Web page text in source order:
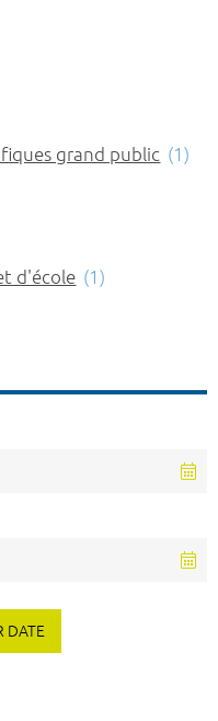
grand public (1)
d'école (1)
DATE